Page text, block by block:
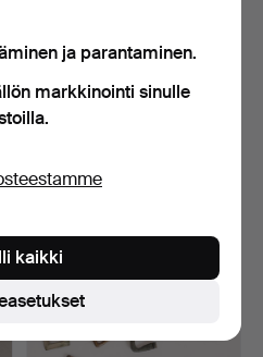
ISON-BRITANNIAN JA M…
2 t 22 min
ja parantaminen.
markkinointi sinulle
kaikki